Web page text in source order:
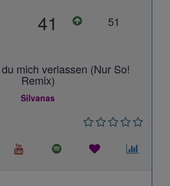
41 51
mich verlassen (Nur So!
Remix)
Silvanas